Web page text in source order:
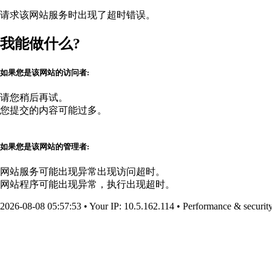
请求该网站服务时出现了超时错误。
我能做什么?
如果您是该网站的访问者:
请您稍后再试。
您提交的内容可能过多。
如果您是该网站的管理者:
网站服务可能出现异常出现访问超时。
网站程序可能出现异常，执行出现超时。
2026-08-08 05:57:53 • Your IP: 10.5.162.114 • Performance &